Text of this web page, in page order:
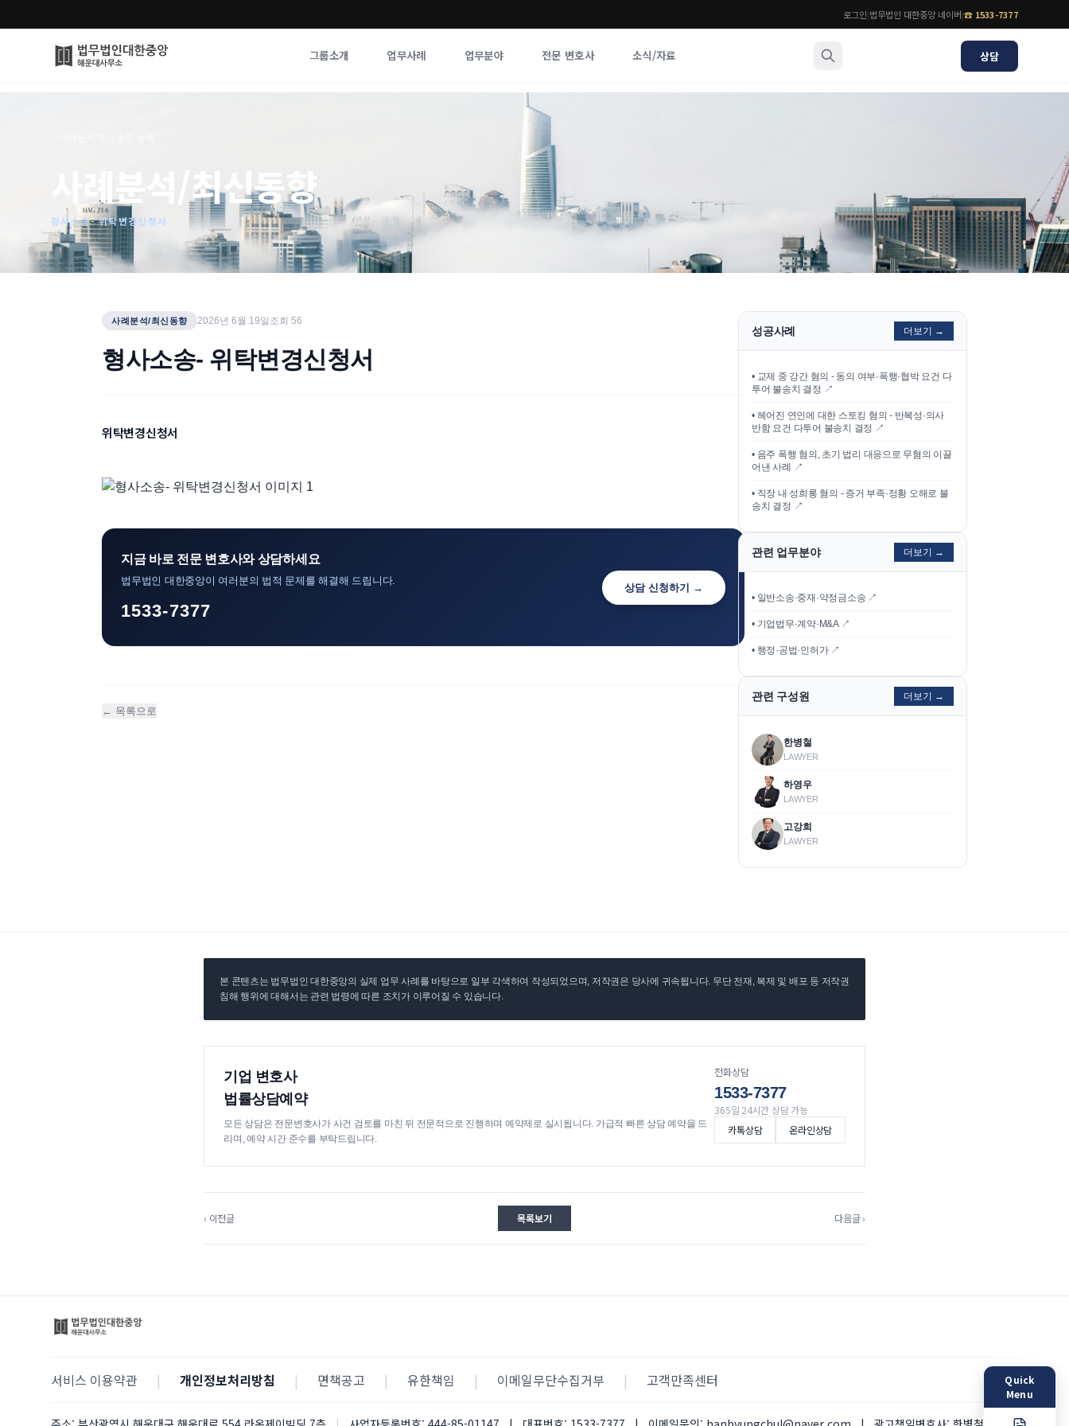
로그인|법무법인 대한중앙 네이버|☎ 1533-7377
그룹소개 업무사례 업무분야 전문 변호사 소식/자료 상담
사례분석/최신동향
법률정보
법률지식인
고객후기
법률 블로그
법률서식
뉴스레터/브로슈어
사례분석/최신동향
형사소송- 위탁변경신청서
사례분석/최신동향 2026년 6월 19일 조회 56
형사소송- 위탁변경신청서
위탁변경신청서
지금 바로 전문 변호사와 상담하세요
법무법인 대한중앙이 여러분의 법적 문제를 해결해 드립니다.
1533-7377
상담 신청하기 →
← 목록으로
성공사례 더보기 →
• 교제 중 강간 혐의 - 동의 여부·폭행·협박 요건 다
투어 불송치 결정 ↗
• 헤어진 연인에 대한 스토킹 혐의 - 반복성·의사
반함 요건 다투어 불송치 결정 ↗
• 음주 폭행 혐의, 초기 법리 대응으로 무혐의 이끌
어낸 사례
↗
• 직장 내 성희롱 혐의 - 증거 부족·정황 오해로 불
송치 결정 ↗
관련 업무분야 더보기 →
• 일반소송·중재·약정금소송 ↗
• 기업법무·계약·M&A ↗
• 행정·공법·인허가 ↗
관련 구성원 더보기 →
한병철
LAWYER
하영우
LAWYER
고강희
LAWYER
본 콘텐츠는 법무법인 대한중앙의 실제 업무 사례를 바탕으로 일부 각색하여 작성되었으며, 저작권은 당사에 귀속됩니다. 무단 전재, 복제 및 배포 등 저작권
침해 행위에 대해서는 관련 법령에 따른 조치가 이루어질 수 있습니다.
기업 변호사
법률상담예약
모든 상담은 전문변호사가 사건 검토를 마친 뒤 전문적으로 진행하며 예약제로 실시됩니다. 가급적 빠른 상담 예약을 드
리며, 예약 시간 준수를 부탁드립니다.
전화상담
1533-7377
365일 24시간 상담 가능
카톡상담
온라인상담
‹ 이전글 목록보기 다음글 ›
서비스 이용약관 | 개인정보처리방침 | 면책공고 | 유한책임 | 이메일무단수집거부 | 고객만족센터
Quick
Menu